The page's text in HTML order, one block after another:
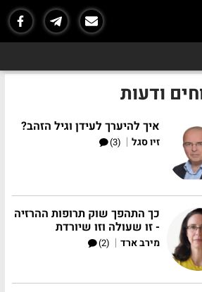
ודעות
איך להיערך לעידן וגיל הזהב?
זיו סגל |
(3)
כך התהפך שוק תרופות ההרזיה
- זו שעולה וזו שיורדת
מירב ארד |
(2)